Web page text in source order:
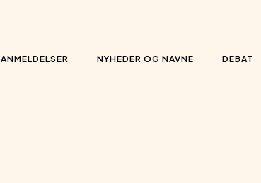
ANMELDELSER NYHEDER OG NAVNE DEBAT